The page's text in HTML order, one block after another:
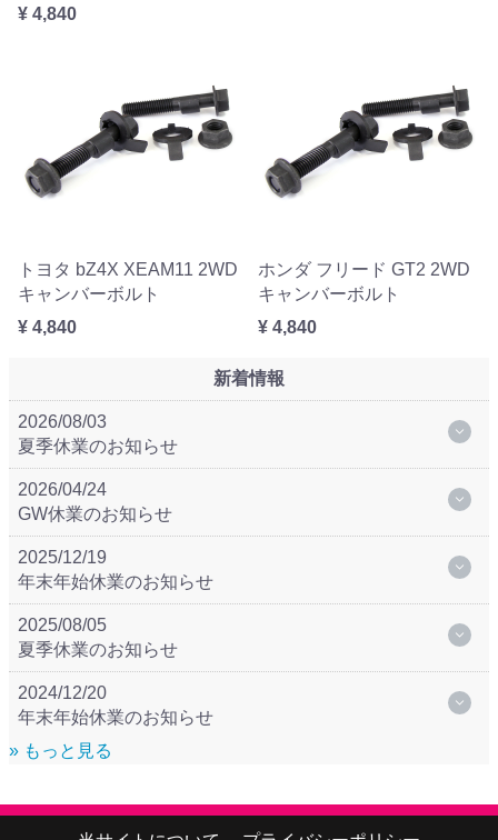
¥ 4,840
トヨタ bZ4X XEAM11 2WD
キャンバーボルト
¥ 4,840
ホンダ フリード GT2 2WD
キャンバーボルト
¥ 4,840
新着情報
2026/08/03
夏季休業のお知らせ
2026/04/24
GW休業のお知らせ
2025/12/19
年末年始休業のお知らせ
2025/08/05
夏季休業のお知らせ
2024/12/20
年末年始休業のお知らせ
» もっと見る